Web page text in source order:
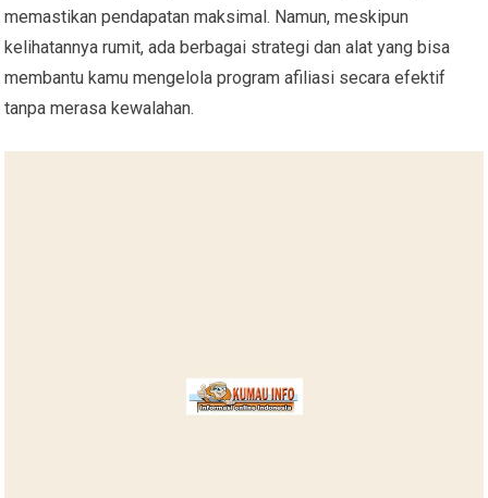
memastikan pendapatan maksimal. Namun, meskipun
kelihatannya rumit, ada berbagai strategi dan alat yang bisa
membantu kamu mengelola program afiliasi secara efektif
tanpa merasa kewalahan.